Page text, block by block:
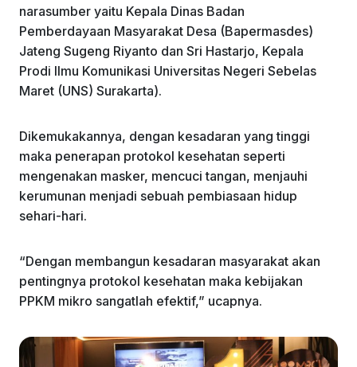
narasumber yaitu Kepala Dinas Badan
Pemberdayaan Masyarakat Desa (Bapermasdes)
Jateng Sugeng Riyanto dan Sri Hastarjo, Kepala
Prodi Ilmu Komunikasi Universitas Negeri Sebelas
Maret (UNS) Surakarta).
Dikemukakannya, dengan kesadaran yang tinggi
maka penerapan protokol kesehatan seperti
mengenakan masker, mencuci tangan, menjauhi
kerumunan menjadi sebuah pembiasaan hidup
sehari-hari.
“Dengan membangun kesadaran masyarakat akan
pentingnya protokol kesehatan maka kebijakan
PPKM mikro sangatlah efektif,” ucapnya.